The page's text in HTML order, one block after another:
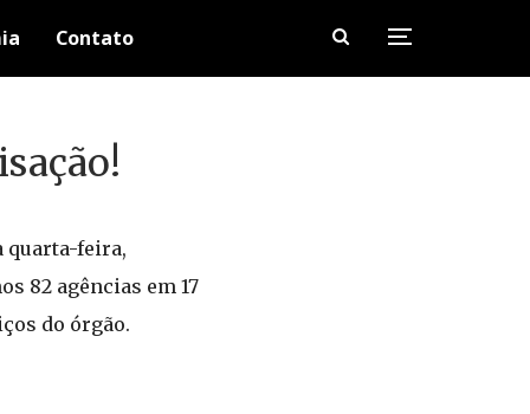
Contato
quarta-feira,
82 agências em 17
do órgão.